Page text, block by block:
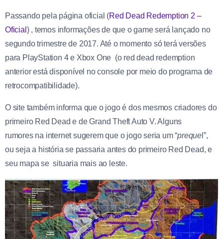
Passando pela página oficial (Red Dead Redemption 2 –
Oficial ) , temos informações de que o game será lançado no
segundo trimestre de 2017. Até o momento só terá versões
para PlayStation 4 e Xbox One (o red dead redemption
anterior está disponível no console por meio do programa de
retrocompatibilidade).
O site também informa que o jogo é dos mesmos criadores do
primeiro Red Dead e de Grand Theft Auto V. Alguns
rumores na internet sugerem que o jogo seria um “preque l”,
ou seja a história se passaria antes do primeiro Red Dead, e
seu mapa se situaria mais ao leste.